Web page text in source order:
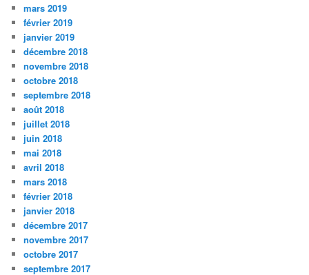
mars 2019
février 2019
janvier 2019
décembre 2018
novembre 2018
octobre 2018
septembre 2018
août 2018
juillet 2018
juin 2018
mai 2018
avril 2018
mars 2018
février 2018
janvier 2018
décembre 2017
novembre 2017
octobre 2017
septembre 2017